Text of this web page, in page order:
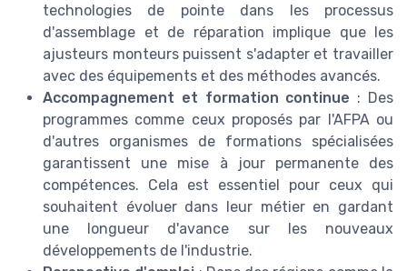
technologies de pointe dans les processus
d'assemblage et de réparation implique que les
ajusteurs monteurs puissent s'adapter et travailler
avec des équipements et des méthodes avancés.
Accompagnement et formation continue : Des
programmes comme ceux proposés par l'AFPA ou
d'autres organismes de formations spécialisées
garantissent une mise à jour permanente des
compétences. Cela est essentiel pour ceux qui
souhaitent évoluer dans leur métier en gardant
une longueur d'avance sur les nouveaux
développements de l'industrie.